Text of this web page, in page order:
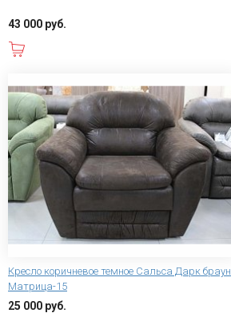
43 000 руб.
Кресло коричневое темное Сальса Дарк браун
Матрица-15
25 000 руб.